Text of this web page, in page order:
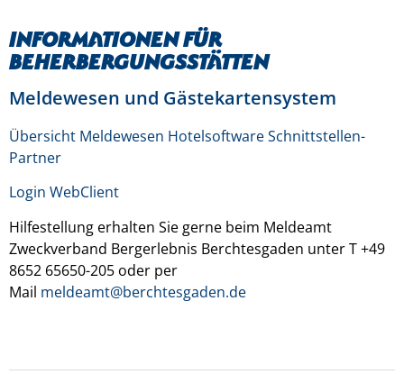
Informationen für
Beherbergungsstätten
Meldewesen und Gästekartensystem
Übersicht Meldewesen Hotelsoftware Schnittstellen-
Partner
Login WebClient
Hilfestellung erhalten Sie gerne beim Meldeamt
Zweckverband Bergerlebnis Berchtesgaden unter T +49
8652 65650-205 oder per
Mail meldeamt@berchtesgaden.de